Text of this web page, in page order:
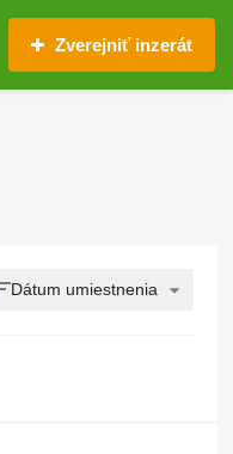
Zverejniť inzerát
Dátum umiestnenia